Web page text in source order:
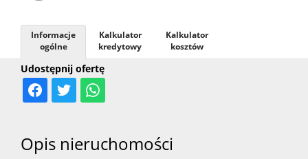
Udostępnij ofertę
Informacje
ogólne
Kalkulator
kredytowy
Kalkulator
kosztów
Opis nieruchomości